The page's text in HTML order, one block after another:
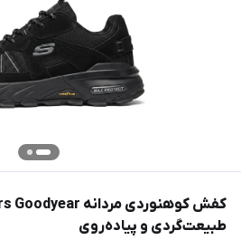
طبیعت‌گردی و پیاده‌روی